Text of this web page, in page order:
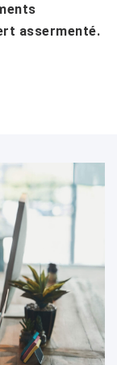
assermenté.